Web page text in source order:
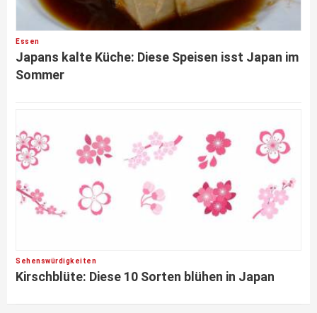
Essen
Japans kalte Küche: Diese Speisen isst Japan im
Sommer
Sehenswürdigkeiten
Kirschblüte: Diese 10 Sorten blühen in Japan